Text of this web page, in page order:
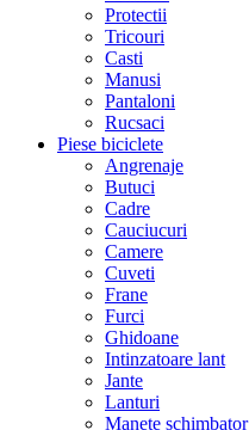
Protectii
Tricouri
Casti
Manusi
Pantaloni
Rucsaci
Piese biciclete
Angrenaje
Butuci
Cadre
Cauciucuri
Camere
Cuveti
Frane
Furci
Ghidoane
Intinzatoare lant
Jante
Lanturi
Manete schimbator